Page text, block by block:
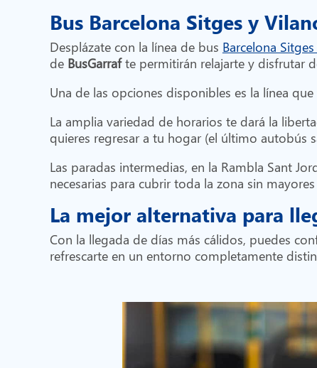
Bus Barcelona Sitges y
Desplázate con la línea de bus Barcelona
de BusGarrafte permitirán relajarte y disfrutar
Una de las opciones disponibles es la línea
La amplia variedad de horarios te dará la
quieres regresar a tu hogar (el último autobús
Las paradas intermedias, en la Rambla Sant
necesarias para cubrir toda la zona sin
La mejor alternativa para
Con la llegada de días más cálidos, puedes
refrescarte en un entorno completamente